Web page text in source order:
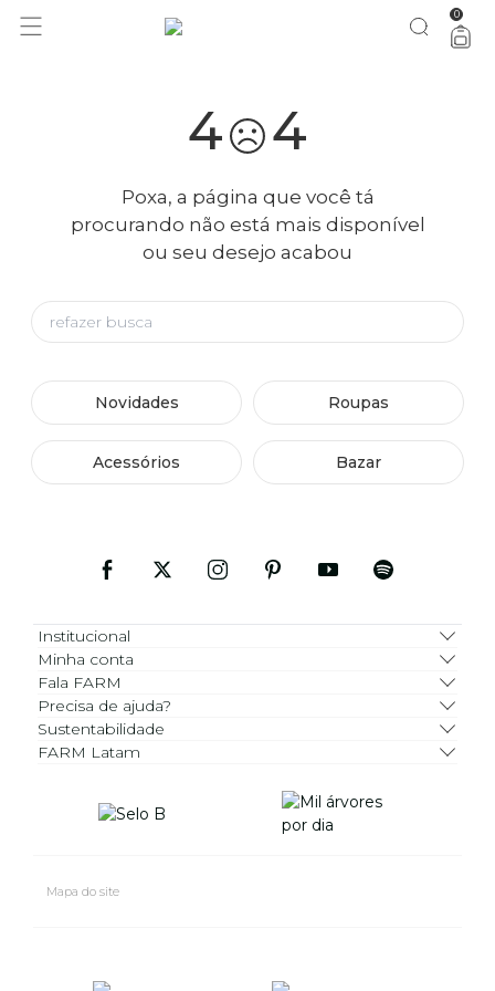
0
4 4
Poxa, a página que você tá
procurando não está mais disponível
ou seu desejo acabou
Novidades Roupas
Acessórios Bazar
Institucional
Minha conta
Fala FARM
Precisa de ajuda?
Sustentabilidade
FARM Latam
Mapa do site